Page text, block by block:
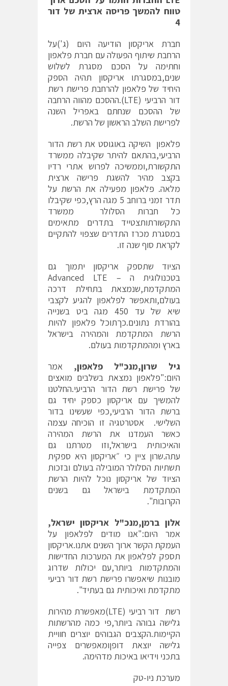
טווח להמשך פריסה ארצית של דור
4
חברת אריקסון הודיעה היום (ג')על
הרחבת שיתוף הפעולה עם חברת פלאפון
וחתימה על הסכם מסגרת לשלוש
שנים,במסגרתו אריקסון תהיה הספק
היחיד של פלאפון להרחבת פרישת רשת
דור הרביעי (LTE).ההסכם מהווה הרחבה
של ההסכם שנחתם באפריל השנה
לפרישת השלב הראשון של הרשת.
פלאפון השיקה באוגוסט את רשת הדור
הרביעי,בהתאם להיתר שקיבלה ממשרד
התקשורת,וממשיכה לפרוש אתרי רדיו
בקצב מהיר להשגת פרישה ארצית
מלאה. פלאפון מפעילה את הרשת על
תדר זמני ברוחב 5 מגה הרץ,כפי שקיבלו
כל חברות הסלולר ממשרד
התקשורתותצטייד בתדרים מתאימים
במסגרת מכרז התדרים שצפוי להתקיים
לקראת סוף שנה זו.
הציוד שתספק אריקסון יתמוך גם
בטכנולוגית ה – Advanced LTE
המתקדמת,שנמצאת בתחילת דרכה
בעולם,ותאפשר לפלאפון להגיע לקצבי
שיא של עד 450 מגה ביט בשנייה
בהורדת נתונים.כךתוכל פלאפון להיות
הרשת המתקדמת והמהירה בישראל
בארץ ומהמתקדמות בעולם.
גיל שרון,מנכ"ל פלאפון, אמר
היום:"פלאפון נמצאת בשלבים מואצים
של פרישת רשת הדור הרביעי.החלטנו
להמשיך עם אריקסון כספק יחיד גם
ברשת הדור הרביעי,כפי שעשינו בדור
השלישי. אסטרטגיה זו הוכיחה עצמה
כאשר העמדנו את הרשת המהירה
והאיכותית בישראל,וזו מטרתנו גם
עתה.שרון ציין כי ״אריקסון היא ספקית
תשתיות הסלולר המובילה בעולם ובזכות
הציוד של אריקסון נוכל להיות הרשת
המתקדמת בישראל גם בשנים
הקרובות".
אלון ברמן,מנכ"ל אריקסון ישראל,
אמר היום:"אנו מודים לפלאפון על
העמקת הקשר ארוך השנים אתנו.אריקסון
תספק לפלאפון את המערכות החדישות
והמתקדמות ביותר,עם יכולות שדרוג
מובנות שיאפשרו פרישת רשת דור רביעי
מתקדמת ואיכותית גם בעתיד".
רשת דור רביעי (LTE)מאפשרת מהירות
גלישה גבוהה ביותר,פי כמה מהרשתות
הקיימות.הקצבים הגבוהים יוצרים חוויית
גלישה יוצאת דופןומאפשרים צפייה
בתכני וידיאו באיכות מדהימה.
מערכת ניו-טק